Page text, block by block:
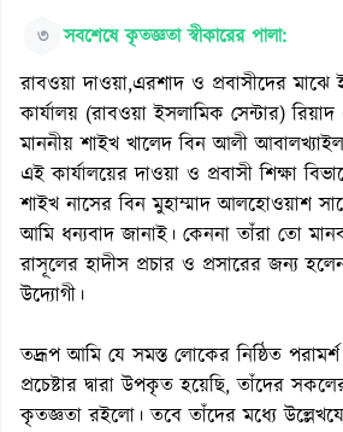
৩ সবশেষে কৃতজ্ঞতা স্বীকারের পালা:
রাবওয়া দাওয়া,এরশাদ ও প্রবাসীদের মাঝে
কার্যালয় (রাবওয়া ইসলামিক সেন্টার)
মাননীয় শাইখ খালেদ বিন আলী
এই কার্যালয়ের দাওয়া ও প্রবাসী শিক্ষা
শাইখ নাসের বিন মুহাম্মাদ আলহোওয়াশ
আমি ধন্যবাদ জানাই। কেননা তাঁরা তো
রাসূলের হাদীস প্রচার ও প্রসারের জন্য
উদ্যোগী।
তদ্রূপ আমি যে সমস্ত লোকের নিষ্ঠিত
প্রচেষ্টার দ্বারা উপকৃত হয়েছি, তাঁদের
কৃতজ্ঞতা রইলো। তবে তাঁদের মধ্যে